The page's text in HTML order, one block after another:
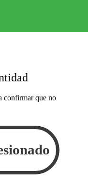
confirmar que no